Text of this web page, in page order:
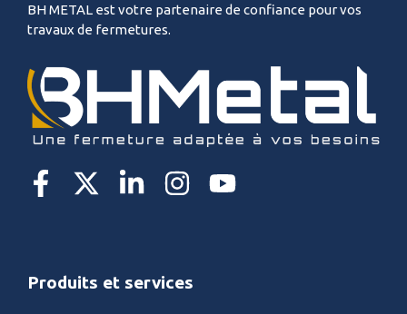
BH METAL est votre partenaire de confiance pour vos
travaux de fermetures.
Produits et services